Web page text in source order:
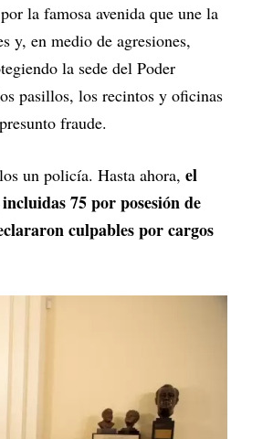
la famosa avenida que une la
y, en medio de agresiones,
la sede del Poder
pasillos, los recintos y oficinas
fraude.
un policía. Hasta ahora, el
75 por posesión de
culpables por cargos